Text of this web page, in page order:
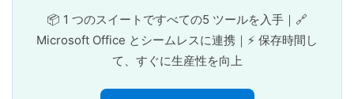
📦 1 つのスイートですべての5 ツールを入手｜🔗
Microsoft Office とシームレスに連携｜⚡ 保存時間し
て、すぐに生産性を向上